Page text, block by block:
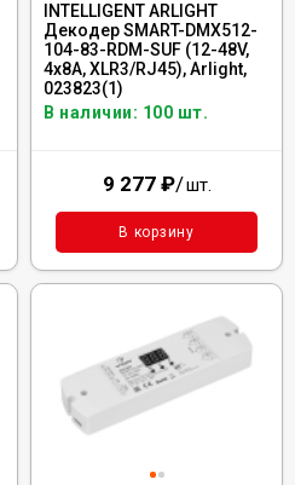
INTELLIGENT ARLIGHT
Декодер SMART-DMX512-
104-83-RDM-SUF (12-48V,
4x8A, XLR3/RJ45), Arlight,
023823(1)
В наличии: 100 шт.
9 277 ₽/шт.
В корзину